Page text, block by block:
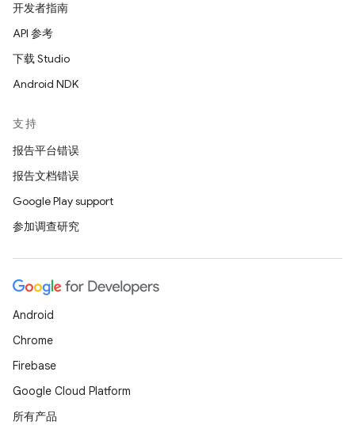
开发者指南
API 参考
下载 Studio
Android NDK
支持
报告平台错误
报告文档错误
Google Play support
参加调查研究
Android
Chrome
Firebase
Google Cloud Platform
所有产品